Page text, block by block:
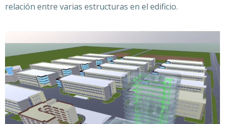
relación entre varias estructuras en el edificio.